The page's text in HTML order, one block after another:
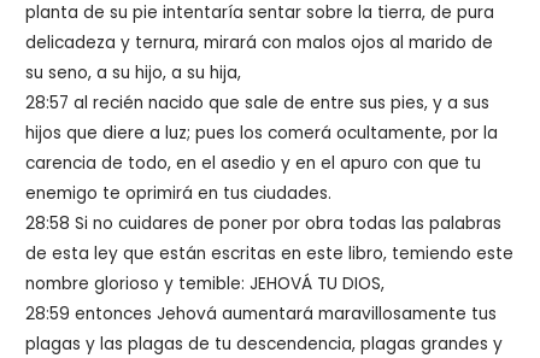
planta de su pie intentaría sentar sobre la tierra, de pura
delicadeza y ternura, mirará con malos ojos al marido de
su seno, a su hijo, a su hija,
28:57 al recién nacido que sale de entre sus pies, y a sus
hijos que diere a luz; pues los comerá ocultamente, por la
carencia de todo, en el asedio y en el apuro con que tu
enemigo te oprimirá en tus ciudades.
28:58 Si no cuidares de poner por obra todas las palabras
de esta ley que están escritas en este libro, temiendo este
nombre glorioso y temible: JEHOVÁ TU DIOS,
28:59 entonces Jehová aumentará maravillosamente tus
plagas y las plagas de tu descendencia, plagas grandes y